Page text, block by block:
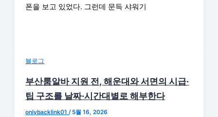
폰을 보고 있었다. 그런데 문득 샤워기
블로그
부산룸알바 지원 전, 해운대와 서면의 시급·
팁 구조를 날짜·시간대별로 해부한다
onlybacklink01/ 5월 16, 2026